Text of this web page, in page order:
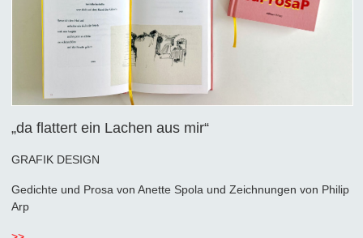
„da flattert ein Lachen aus mir“
GRAFIK DESIGN
Gedichte und Prosa von Anette Spola und Zeichnungen von Philip
Arp